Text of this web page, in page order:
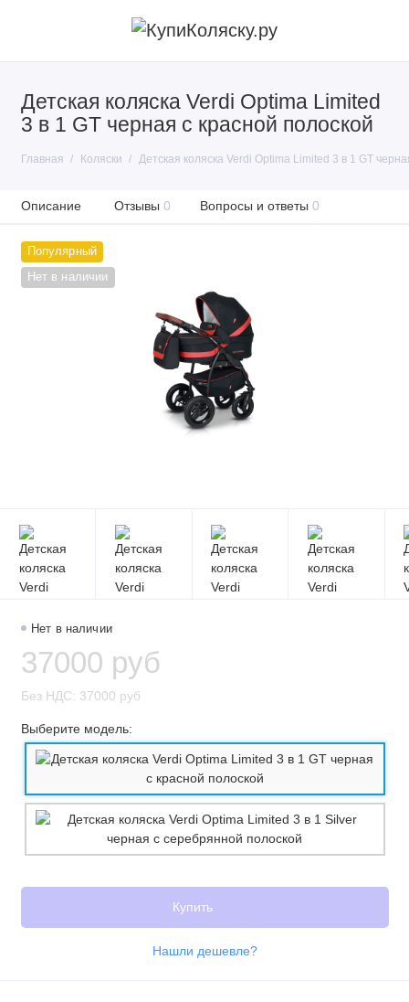
Детская коляска Verdi Optima Limited
3 в 1 GT черная с красной полоской
Главная Коляски Детская коляска Verdi Optima Limited 3 в 1 GT
Описание Отзывы 0 Вопросы и ответы 0
Популярный
Нет в наличии
Нет в наличии
37000 руб
Без НДС: 37000 руб
Выберите модель:
Купить
Нашли дешевле?